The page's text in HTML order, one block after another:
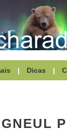
| Dicas |